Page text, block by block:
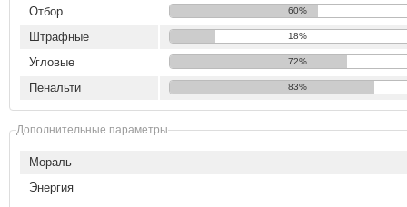
Отбор 60%
Штрафные 18%
Угловые 72%
Пенальти 83%
Дополнительные параметры
Мораль
Энергия